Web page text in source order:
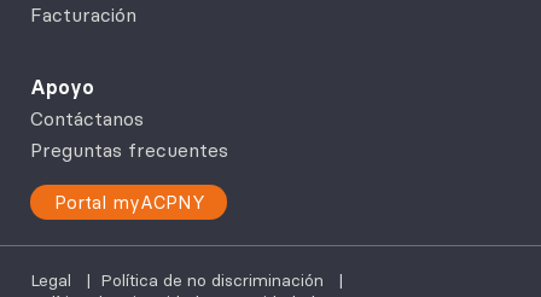
Facturación
Apoyo
Contáctanos
Preguntas frecuentes
Portal myACPNY
Legal | Política de no discriminación
|